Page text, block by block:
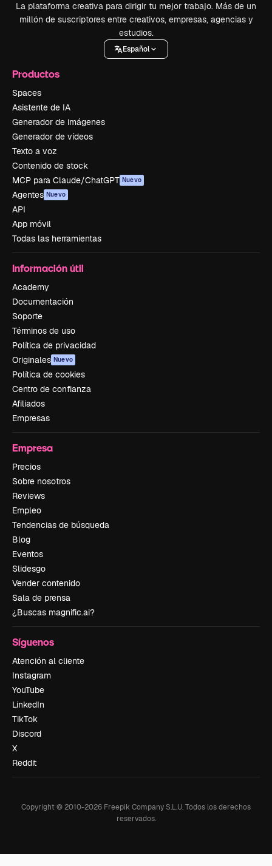
La plataforma creativa para dirigir tu mejor trabajo. Más de un
millón de suscriptores entre creativos, empresas, agencias y
estudios.
Español
Productos
Spaces
Asistente de IA
Generador de imágenes
Generador de vídeos
Texto a voz
Contenido de stock
MCP para Claude/ChatGPT Nuevo
Agentes Nuevo
API
App móvil
Todas las herramientas
Información útil
Academy
Documentación
Soporte
Términos de uso
Política de privacidad
Originales Nuevo
Política de cookies
Centro de confianza
Afiliados
Empresas
Empresa
Precios
Sobre nosotros
Reviews
Empleo
Tendencias de búsqueda
Blog
Eventos
Slidesgo
Vender contenido
Sala de prensa
¿Buscas magnific.ai?
Síguenos
Atención al cliente
Instagram
YouTube
LinkedIn
TikTok
Discord
X
Reddit
Copyright © 2010-2026 Freepik Company S.L.U.Todos los derechos
reservados.